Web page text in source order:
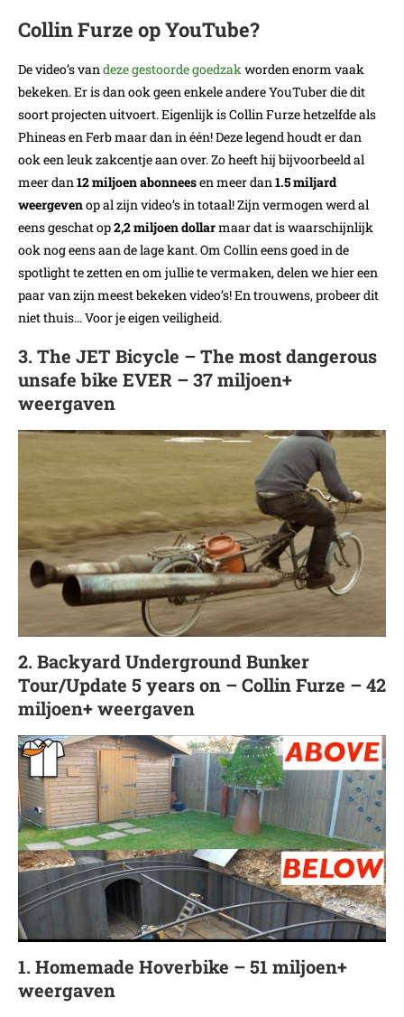
Collin Furze op YouTube?
De video’s van deze gestoorde goedzak worden enorm vaak
bekeken. Er is dan ook geen enkele andere YouTuber die dit
soort projecten uitvoert. Eigenlijk is Collin Furze hetzelfde als
Phineas en Ferb maar dan in één! Deze legend houdt er dan
ook een leuk zakcentje aan over. Zo heeft hij bijvoorbeeld al
meer dan 12 miljoen abonneesen meer dan 1.5 miljard
weergevenop al zijn video’s in totaal! Zijn vermogen werd al
eens geschat op2,2 miljoen dollarmaar dat is waarschijnlijk
ook nog eens aan de lage kant. Om Collin eens goed in de
spotlight te zetten en om jullie te vermaken, delen we hier een
paar van zijn meest bekeken video’s! En trouwens, probeer dit
niet thuis… Voor je eigen veiligheid.
3. The JET Bicycle – The most dangerous
unsafe bike EVER – 37 miljoen+
weergaven
2. Backyard Underground Bunker
Tour/Update 5 years on – Collin Furze – 42
miljoen+ weergaven
1. Homemade Hoverbike – 51 miljoen+
weergaven